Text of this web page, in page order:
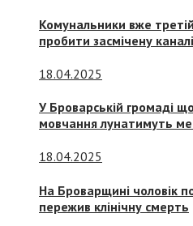
Комунальники вже
пробити засмічену
18.04.2025
У Броварській громаді
мовчання лунатимуть
18.04.2025
На Броварщині чоловік
пережив клінічну смерть